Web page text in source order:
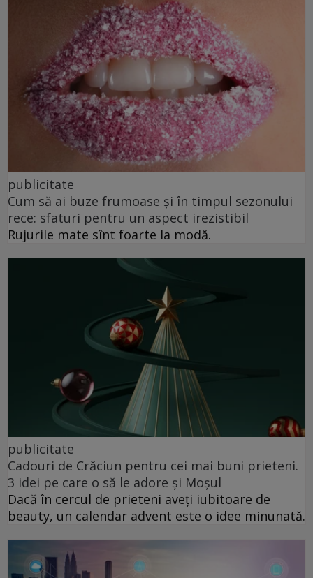
publicitate
Cum să ai buze frumoase şi în timpul sezonului
rece: sfaturi pentru un aspect irezistibil
Rujurile mate sînt foarte la modă.
publicitate
Cadouri de Crăciun pentru cei mai buni prieteni.
3 idei pe care o să le adore și Moșul
Dacă în cercul de prieteni aveți iubitoare de
beauty, un calendar advent este o idee minunată.